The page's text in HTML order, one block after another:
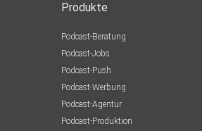
Produkte
Podcast-Beratung
Podcast-Jobs
Podcast-Push
Podcast-Werbung
Podcast-Agentur
Podcast-Produktion